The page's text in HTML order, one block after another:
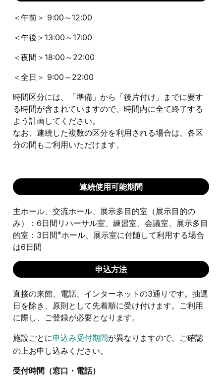
＜午前＞ 9:00～12:00
＜午後＞13:00～17:00
＜夜間＞18:00～22:00
＜全日＞ 9:00～22:00
時間区分には、「準備」から「後片付け」までに要す
る時間が含まれていますので、時間内に全て終了する
よう計画してください。
なお、連続した複数の区分を利用される場合は、各区
分の間もご利用いただけます。
連続使用可能期間
主ホール、交流ホール、展示多目的室（展示目的の
み）：6日間リハーサル室、練習室、会議室、展示多目
的室：3日間※ホール、展示室に付随して利用する場合
は6日間
申込方法
直接の来館、電話、インターネットの3通りです。抽選
日を除き、原則として先着順に受け付けます。ご利用
に際し、ご登録が必要となります。
施設ごとに申込み受付期間が異なりますので、ご確認
の上お申し込みください。
受付時間（窓口・電話）